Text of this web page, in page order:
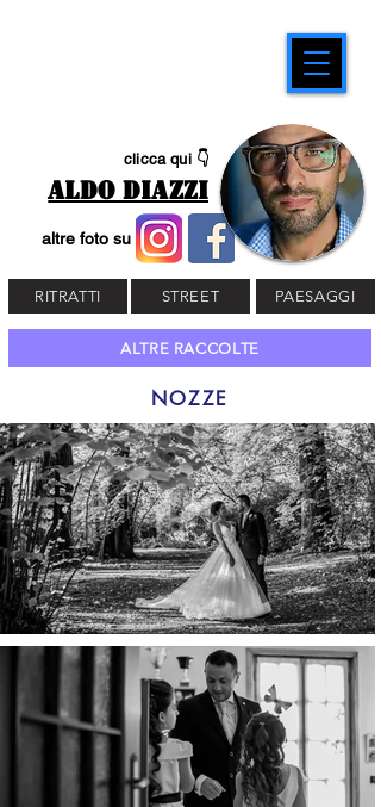
clicca qui 👇
ALDO DIAZZI
altre foto su
RITRATTI STREET PAESAGGI
ALTRE RACCOLTE
NOZZE